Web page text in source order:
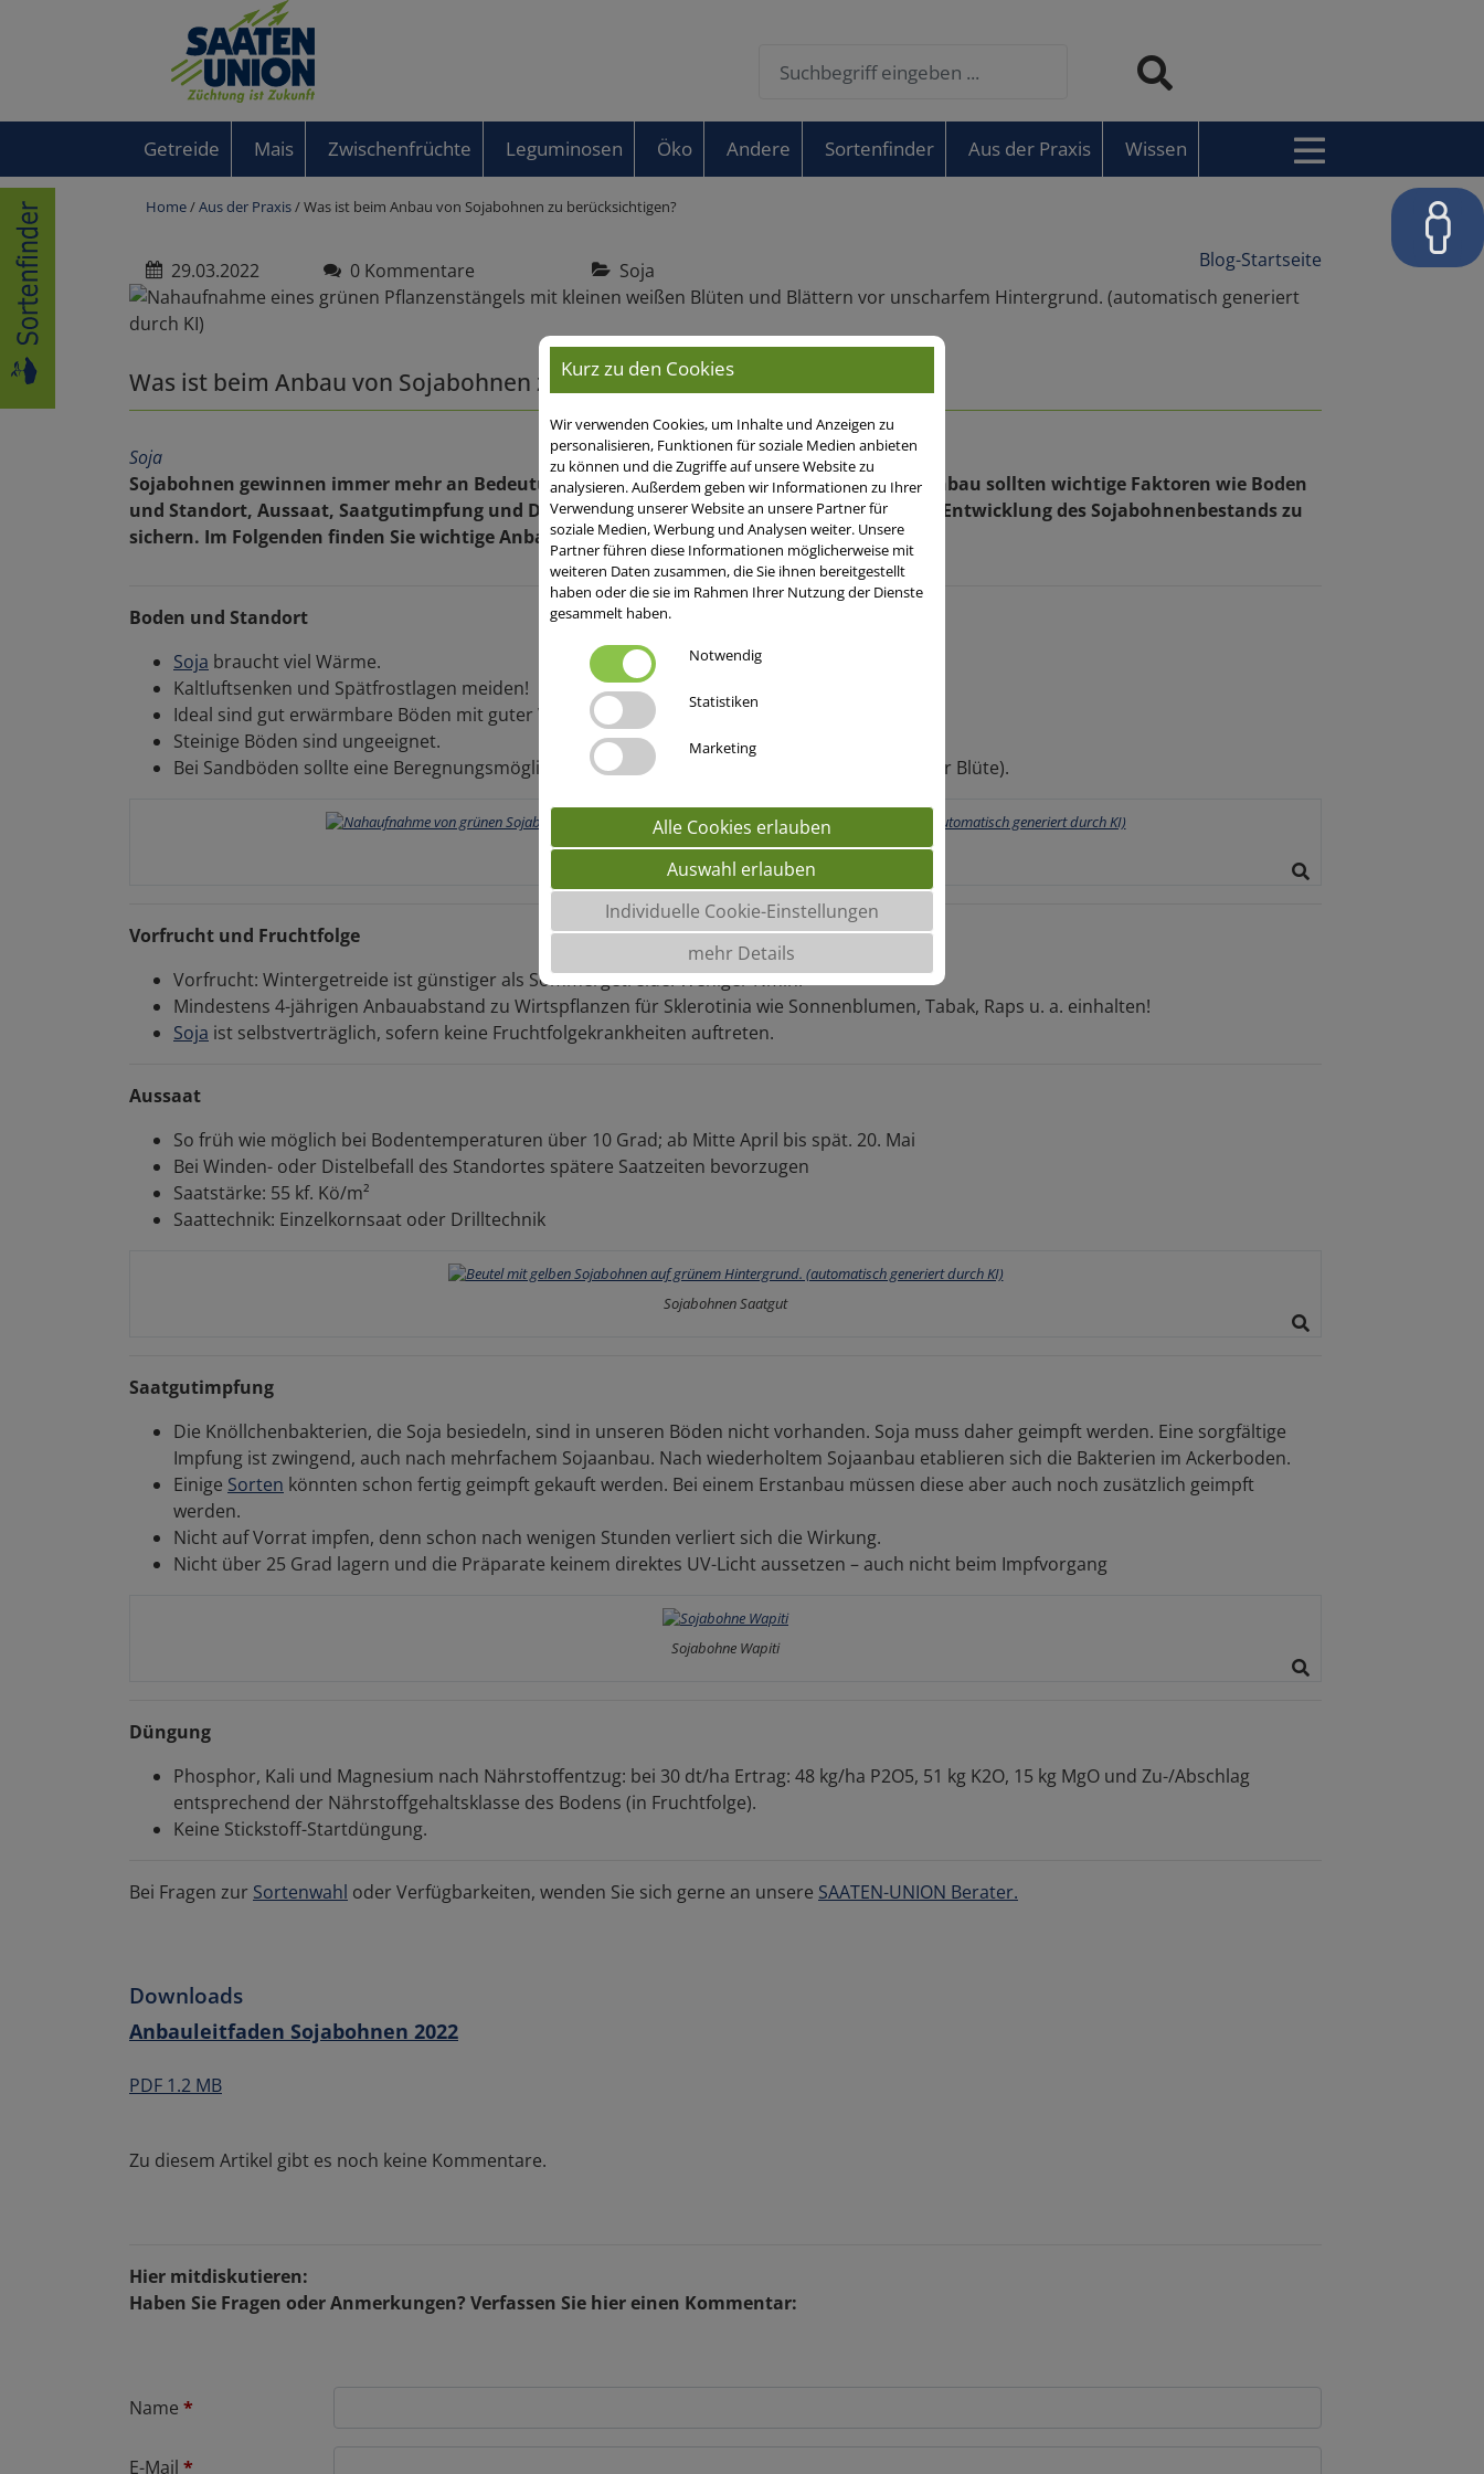
Getreide Mais Zwischenfrüchte Leguminosen Öko Andere Sortenfinder Aus der Praxis Wissen
Home/Aus der Praxis/ Was ist beim Anbau von Sojabohnen zu berücksichtigen?
Blog-Startseite
29.03.2022 0 Kommentare Soja
Was ist beim Anbau von Sojabohnen zu berücksichtigen?
Soja
Sojabohnen gewinnen immer mehr an Bedeutung in der deutschen Landwirtschaft. Beim Anbau sollten wichtige Faktoren wie Boden
und Standort, Aussaat, Saatgutimpfung und Düngung berücksichtigt werden, um eine gute Entwicklung des Sojabohnenbestands zu
sichern. Im Folgenden finden Sie wichtige Anbautipps für Ihren Sojaanbau.
Boden und Standort
Soja braucht viel Wärme.
Kaltluftsenken und Spätfrostlagen meiden!
Ideal sind gut erwärmbare Böden mit guter Wasserführung.
Steinige Böden sind ungeeignet.
Bei Sandböden sollte eine Beregnungsmöglichkeit vorhanden sein (größter Wasserbedarf zur Blüte).
Sojabohne
Vorfrucht und Fruchtfolge
Vorfrucht: Wintergetreide ist günstiger als Sommergetreide. Weniger Nmin!
Mindestens 4-jährigen Anbauabstand zu Wirtspflanzen für Sklerotinia wie Sonnenblumen, Tabak, Raps u. a. einhalten!
Soja ist selbstverträglich, sofern keine Fruchtfolgekrankheiten auftreten.
Aussaat
So früh wie möglich bei Bodentemperaturen über 10 Grad; ab Mitte April bis spät. 20. Mai
Bei Winden- oder Distelbefall des Standortes spätere Saatzeiten bevorzugen
Saatstärke: 55 kf. Kö/m²
Saattechnik: Einzelkornsaat oder Drilltechnik
Sojabohnen Saatgut
Saatgutimpfung
Die Knöllchenbakterien, die Soja besiedeln, sind in unseren Böden nicht vorhanden. Soja muss daher geimpft werden. Eine sorgfältige
Impfung ist zwingend, auch nach mehrfachem Sojaanbau. Nach wiederholtem Sojaanbau etablieren sich die Bakterien im Ackerboden.
Einige Sorten könnten schon fertig geimpft gekauft werden. Bei einem Erstanbau müssen diese aber auch noch zusätzlich geimpft
werden.
Nicht auf Vorrat impfen, denn schon nach wenigen Stunden verliert sich die Wirkung.
Nicht über 25 Grad lagern und die Präparate keinem direktes UV-Licht aussetzen – auch nicht beim Impfvorgang
Sojabohne Wapiti
Düngung
Phosphor, Kali und Magnesium nach Nährstoffentzug: bei 30 dt/ha Ertrag: 48 kg/ha P2O5, 51 kg K2O, 15 kg MgO und Zu-/Abschlag
entsprechend der Nährstoffgehaltsklasse des Bodens (in Fruchtfolge).
Keine Stickstoff-Startdüngung.
Bei Fragen zur Sortenwahl oder Verfügbarkeiten, wenden Sie sich gerne an unsere SAATEN-UNION Berater.
Downloads
Anbauleitfaden Sojabohnen 2022
PDF 1.2 MB
Zu diesem Artikel gibt es noch keine Kommentare.
Hier mitdiskutieren:
Haben Sie Fragen oder Anmerkungen? Verfassen Sie hier einen Kommentar:
Name *
E-Mail *
Kurz zu den Cookies
Wir verwenden Cookies, um Inhalte und Anzeigen zu
personalisieren, Funktionen für soziale Medien anbieten
zu können und die Zugriffe auf unsere Website zu
analysieren. Außerdem geben wir Informationen zu Ihrer
Verwendung unserer Website an unsere Partner für
soziale Medien, Werbung und Analysen weiter. Unsere
Partner führen diese Informationen möglicherweise mit
weiteren Daten zusammen, die Sie ihnen bereitgestellt
haben oder die sie im Rahmen Ihrer Nutzung der Dienste
gesammelt haben.
Notwendig
Statistiken
Marketing
Alle Cookies erlauben
Auswahl erlauben
Individuelle Cookie-Einstellungen
mehr Details